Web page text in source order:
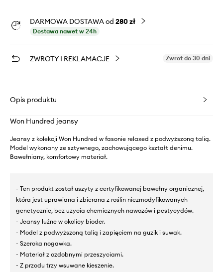
DARMOWA DOSTAWA od 280 zł
Dostawa nawet w 24h
ZWROTY I REKLAMACJE Zwrot do 30 dni
Opis produktu
Won Hundred jeansy
Jeansy z kolekcji Won Hundred w fasonie relaxed z podwyższoną talią.
Model wykonany ze sztywnego, zachowującego kształt denimu.
Bawełniany, komfortowy materiał.
- Ten produkt został uszyty z certyfikowanej bawełny organicznej,
która jest uprawiana i zbierana z roślin niezmodyfikowanych
genetycznie, bez użycia chemicznych nawozów i pestycydów.
- Jeansy luźne w okolicy bioder.
- Model z podwyższoną talią i zapięciem na guzik i suwak.
- Szeroka nogawka.
- Materiał z ozdobnymi przeszyciami.
- Z przodu trzy wsuwane kieszenie.